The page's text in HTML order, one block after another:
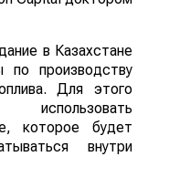
в Казахстане
по производству
Для этого
которое будет
внутри